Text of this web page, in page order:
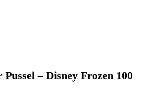
Pussel – Disney Frozen 100